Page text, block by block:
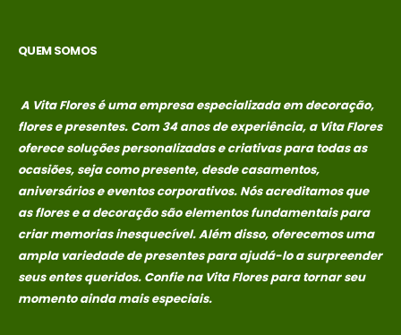
QUEM SOMOS
A Vita Flores é uma empresa especializada em decoração,
flores e presentes. Com 34 anos de experiência, a Vita Flores
oferece soluções personalizadas e criativas para todas as
ocasiões, seja como presente, desde casamentos,
aniversários e eventos corporativos. Nós acreditamos que
as flores e a decoração são elementos fundamentais para
criar memoriasinesquecível. Além disso, oferecemos uma
ampla variedade de presentes para ajudá-lo a surpreender
seus entes queridos. Confie na Vita Flores para tornar seu
momento ainda mais especiais.